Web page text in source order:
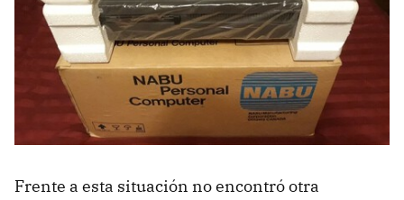
Frente a esta situación no encontró otra